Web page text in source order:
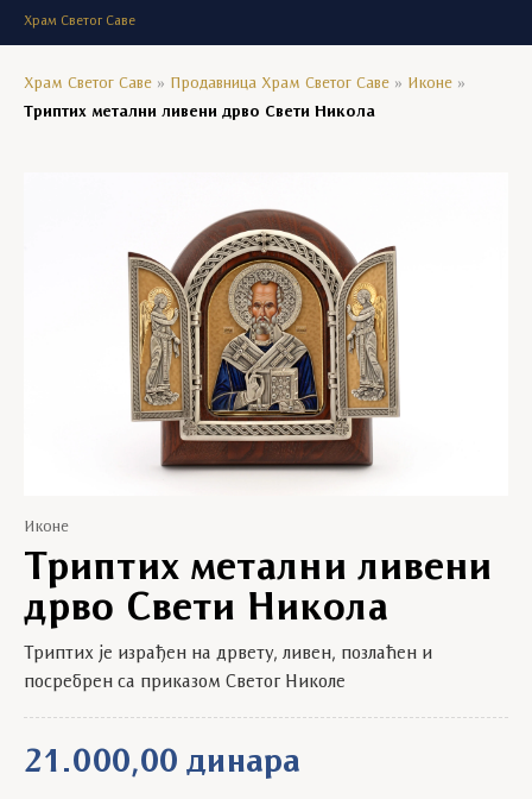
Храм Светог Саве
Храм Светог Саве » Продавница Храм Светог Саве » Иконе »
Триптих метални ливени дрво Свети Никола
Иконе
Триптих метални ливени
дрво Свети Никола
21.000,00динара
Триптих је израђен на дрвету, ливен, позлаћен и
посребрен са приказом Светог Николе